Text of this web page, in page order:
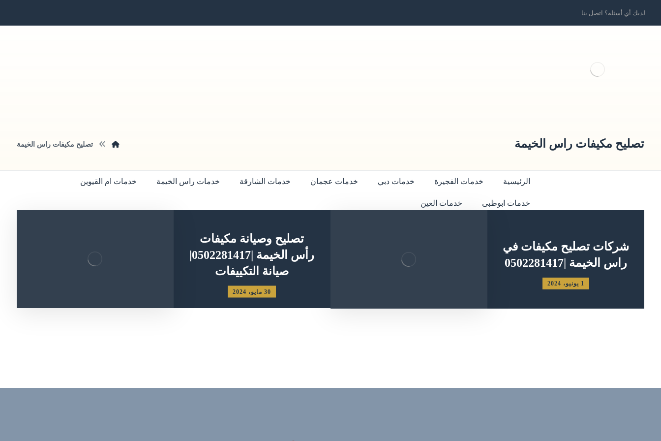
لديك أي أسئلة؟ اتصل بنا
الرئيسية خدمات الفجيرة خدمات دبي خدمات عجمان خدمات الشارقة خدمات راس الخيمة خدمات ام القيوين
خدمات ابوظبى خدمات العين
تصليح مكيفات راس الخيمة تصليح مكيفات راس الخيمة
شركات تصليح مكيفات في
راس الخيمة |0502281417
1 يونيو، 2024
تصليح وصيانة مكيفات
رأس الخيمة |0502281417|
صيانة التكييفات
30 مايو، 2024